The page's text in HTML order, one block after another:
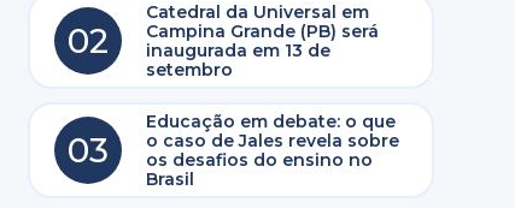
02
Catedral da Universal em
Campina Grande (PB) será
inaugurada em 13 de
setembro
03
Educação em debate: o que
o caso de Jales revela sobre
os desafios do ensino no
Brasil